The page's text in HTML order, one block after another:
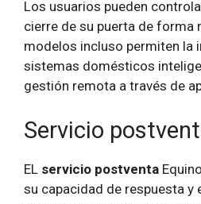
Los usuarios pueden
cierre de su puerta de forma
modelos incluso permiten la
sistemas domésticos
gestión remota a través de
Servicio
EL servicio postventa
su capacidad de respuesta y